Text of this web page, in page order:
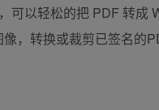
以轻松的把 PDF 转
，转换或裁剪已签名